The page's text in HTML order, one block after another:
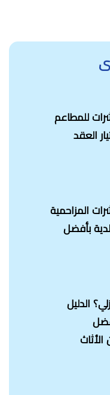
للمطاعم
العقد
المزاحمية
بأفضل
الدليل